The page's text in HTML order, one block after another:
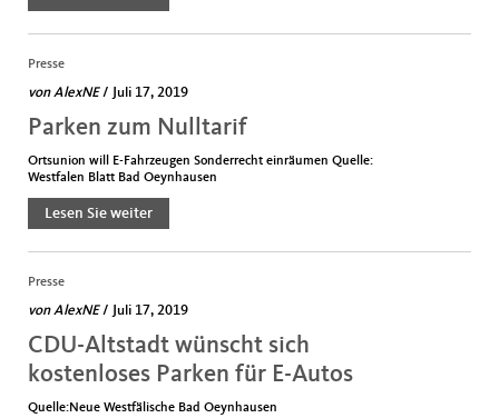
Presse
vonAlexNE / Juli 17, 2019
Parken zum Nulltarif
Ortsunion will E-Fahrzeugen Sonderrecht einräumen Quelle:
Westfalen Blatt Bad Oeynhausen
Lesen Sie weiter
Presse
vonAlexNE / Juli 17, 2019
CDU-Altstadt wünscht sich
kostenloses Parken für E-Autos
Quelle:Neue Westfälische Bad Oeynhausen